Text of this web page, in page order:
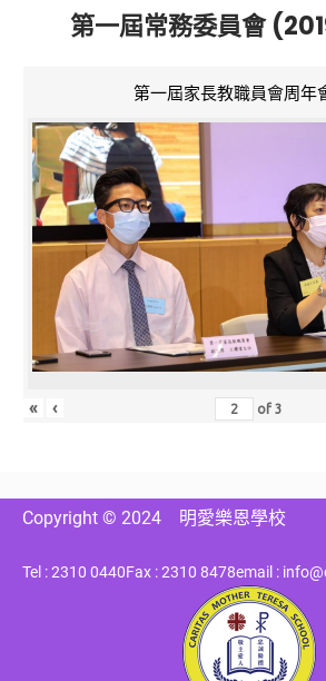
第一屆常務委員會
第一屆家長教職員會周年
« ‹ of3
Copyright © 2024 明愛樂恩學校
Tel : 2310 0440Fax : 2310 8478email :